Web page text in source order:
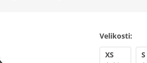
Velikosti:
XS
S